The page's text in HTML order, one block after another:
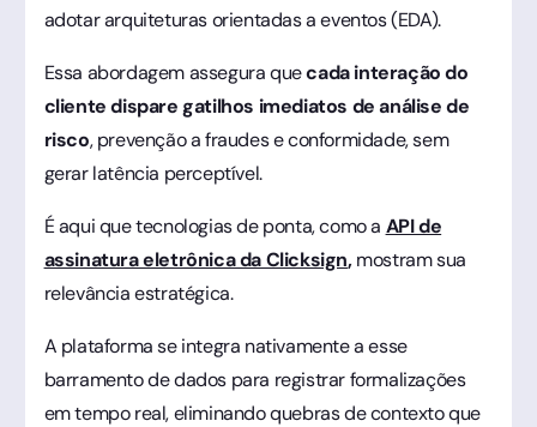
adotar arquiteturas orientadas a eventos (EDA).
Essa abordagem assegura quecada interação do
cliente dispare gatilhos imediatos de análise de
risco, prevenção a fraudes e conformidade, sem
gerar latência perceptível.
É aqui que tecnologias de ponta, como a API de
assinatura eletrônica da Clicksign,mostram sua
relevância estratégica.
A plataforma se integra nativamente a esse
barramento de dados para registrar formalizações
em tempo real, eliminando quebras de contexto que